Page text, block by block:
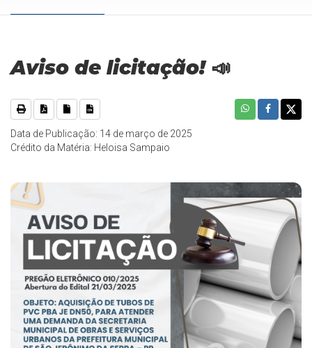
Aviso de licitação! 📣
Data de Publicação: 14 de março de 2025
Crédito da Matéria: Heloisa Sampaio